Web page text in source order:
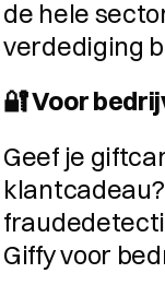
de hele
verdediging
🔐 Voor
Geef je
Giffy voor